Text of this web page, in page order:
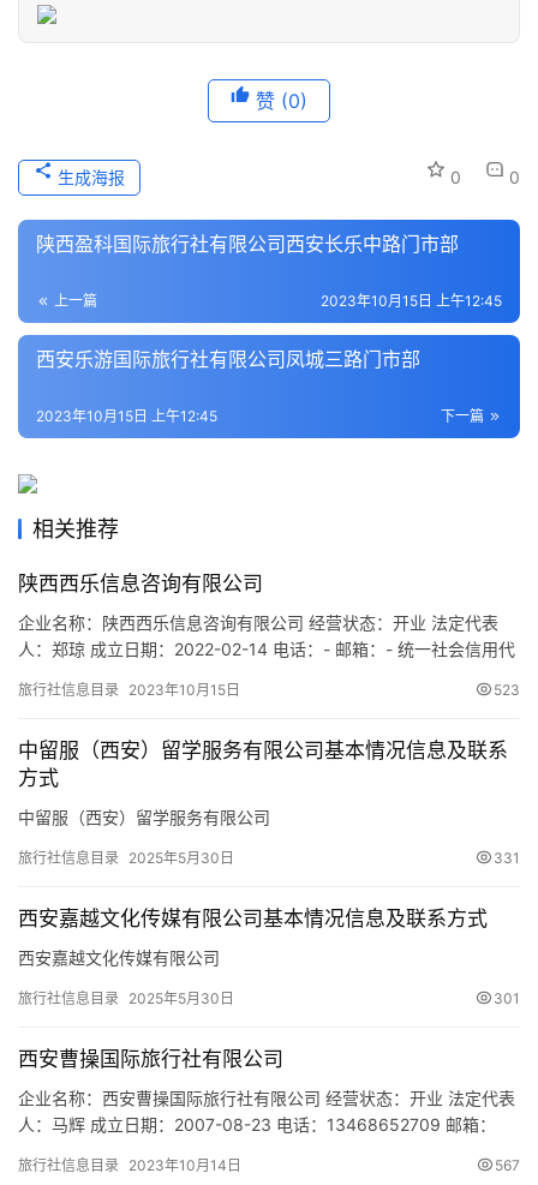
信
息
文
化
导
之
家
本
地
生
活
游
城
市
赞 (0)
0 0
生成海报
陕西盈科国际旅行社有限公司西安长乐中路门市部
上一篇 2023年10月15日 上午12:45
西安乐游国际旅行社有限公司凤城三路门市部
下一篇
2023年10月15日 上午12:45
相关推荐
陕西西乐信息咨询有限公司
企业名称：陕西西乐信息咨询有限公司 经营状态：开业 法定代表
人：郑琼 成立日期：2022-02-14 电话：- 邮箱：- 统一社会信用代
西路113号3层301室 网址：- 经营范围：一般项目：信息咨询服务
咨询；因私出入境中介服务…
旅行社信息目录 2023年10月15日 523
中留服（西安）留学服务有限公司基本情况信息及联系
方式
中留服（西安）留学服务有限公司
旅行社信息目录 2025年5月30日 331
西安嘉越文化传媒有限公司基本情况信息及联系方式
西安嘉越文化传媒有限公司
旅行社信息目录 2025年5月30日 301
西安曹操国际旅行社有限公司
企业名称：西安曹操国际旅行社有限公司 经营状态：开业 法定代表
人：马辉 成立日期：2007-08-23 电话：13468652709 邮箱：
91610103663176496A 注册地址：陕西省西安市雁塔区朱雀大街
旅行社信息目录 2023年10月14日 567